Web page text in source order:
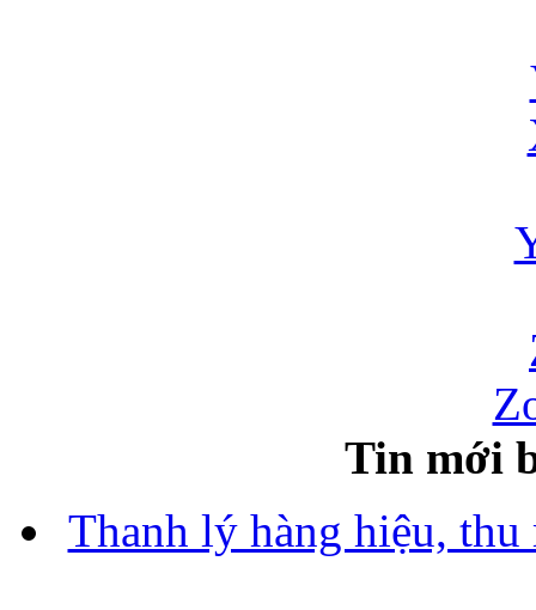
Tin mới
Thanh lý hàng hiệu,